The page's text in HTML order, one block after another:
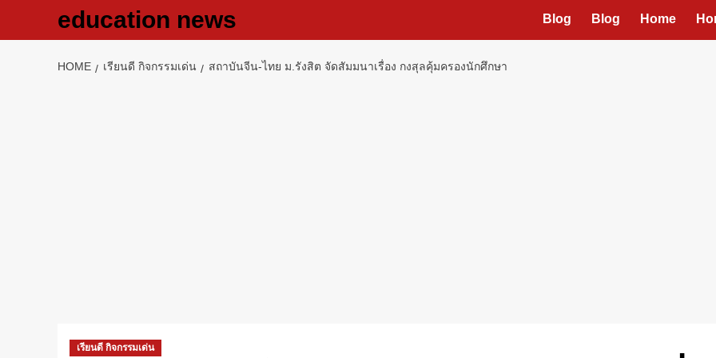
education news Blog Blog Home
HOME เรียนดี กิจกรรมเด่น สถาบันจีน-ไทย ม.รังสิต จัดสัมมนาเรื่อง กงสุลคุ้มครองนักศึกษา
เรียนดี กิจกรรมเด่น